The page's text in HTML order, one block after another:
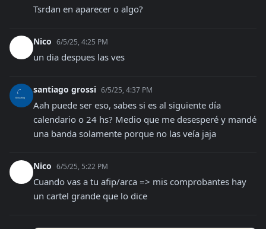
Tsrdan en aparecer o algo?
Nico 6/5/25, 4:25 PM
un dia despues las ves
santiago grossi 6/5/25, 4:37 PM
Aah puede ser eso, sabes si es al siguiente día
calendario o 24 hs? Medio que me desesperé y mandé
una banda solamente porque no las veía jaja
Nico 6/5/25, 5:22 PM
Cuando vas a tu afip/arca => mis comprobantes hay
un cartel grande que lo dice